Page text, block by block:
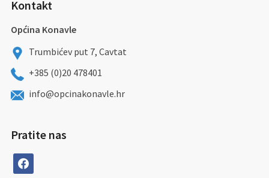
Kontakt
Općina Konavle
Trumbićev put 7, Cavtat
+385 (0)20 478401
info@opcinakonavle.hr
Pratite nas
facebook